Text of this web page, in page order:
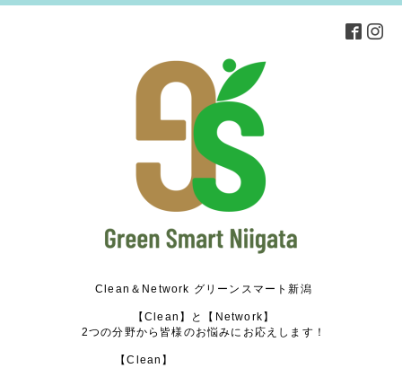
Clean＆Network グリーンスマート新潟
【Clean】と【Network】
2つの分野から皆様のお悩みにお応えします！
【Clean】